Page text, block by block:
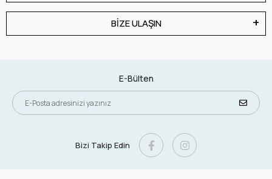
BİZE ULAŞIN
E-Bülten
Bizi Takip Edin